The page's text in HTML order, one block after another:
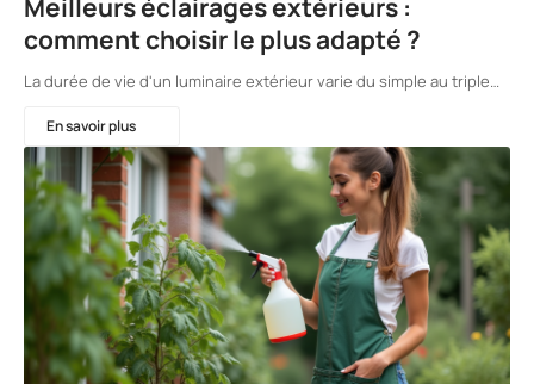
Meilleurs éclairages extérieurs :
comment choisir le plus adapté ?
La durée de vie d'un luminaire extérieur varie du simple au triple…
En savoir plus